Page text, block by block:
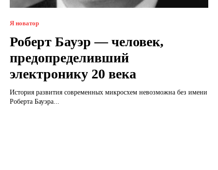
Я новатор
Роберт Бауэр — человек,
предопределивший
электронику 20 века
История развития современных микросхем невозможна без имени
Роберта Бауэра...